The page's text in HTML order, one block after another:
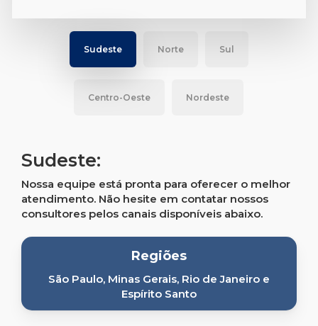
Sudeste Norte Sul
Centro-Oeste Nordeste
Sudeste:
Nossa equipe está pronta para oferecer o melhor
atendimento. Não hesite em contatar nossos
consultores pelos canais disponíveis abaixo.
Regiões
São Paulo, Minas Gerais, Rio de Janeiro e
Espírito Santo